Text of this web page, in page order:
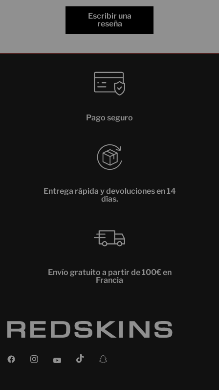
Escribir una
reseña
Pago seguro
Entrega rápida y devoluciones en 14
días.
Envío gratuito a partir de 100€ en
Francia